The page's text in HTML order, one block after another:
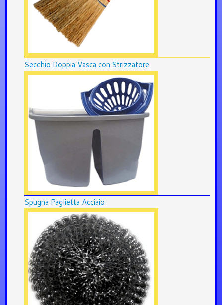
Secchio Doppia Vasca con Strizzatore
Spugna Paglietta Acciaio